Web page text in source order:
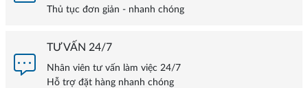
Thủ tục đơn giản - nhanh chóng
TƯ VẤN 24/7
Nhân viên tư vấn làm việc 24/7
Hỗ trợ đặt hàng nhanh chóng